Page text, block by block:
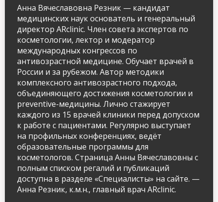
Анна Вячеславовна Резник — кандидат
медицинских наук основатель и генеральный
директор ARclinic. Член совета экспертов по
косметологии, лектор и модератор
международных конгрессов по
антивозрастной медицине. Обучает врачей в
России и за рубежом. Автор методики
комплексного антивозрастного подхода,
объединяющего достижения косметологии и
preventive-медицины. Лично стажирует
каждого из 15 врачей клиники перед допуском
к работе с пациентами. Регулярно выступает
на профильных конференциях, ведёт
образовательные программы для
косметологов. Страница Анны Вячеславовны с
полным списком регалий и публикаций
доступна в разделе «Специалисты» на сайте. —
Анна Резник, к.м.н., главный врач ARclinic.